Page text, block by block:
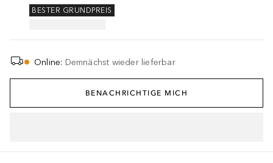
BESTER GRUNDPREIS
Online: Demnächst wieder lieferbar
BENACHRICHTIGE MICH